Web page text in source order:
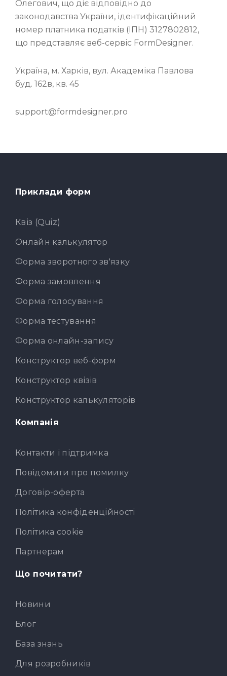
Олегович, що діє відповідно до
законодавства України, ідентифікаційний
номер платника податків (ІПН) 3127802812,
що представляє веб-сервіс FormDesigner.
Україна, м. Харків, вул. Академіка Павлова
буд. 162в, кв. 45
support@formdesigner.pro
Приклади форм
Квіз (Quiz)
Онлайн калькулятор
Форма зворотного зв'язку
Форма замовлення
Форма голосування
Форма тестування
Форма онлайн-запису
Конструктор веб-форм
Конструктор квізів
Конструктор калькуляторів
Компанія
Контакти і підтримка
Повідомити про помилку
Договір-оферта
Політика конфіденційності
Політика cookie
Партнерам
Що почитати?
Новини
Блог
База знань
Для розробників